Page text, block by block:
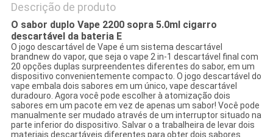
Descrição de produto
O sabor duplo Vape 2200 sopra 5.0ml cigarro
descartável da bateria E
O jogo descartável de Vape é um sistema descartável
brandnew do vapor, que seja o vape 2 in-1 descartável final com
20 opções duplas surpreendentes diferentes do sabor, em um
dispositivo convenientemente compacto. O jogo descartável do
vape embala dois sabores em um único, vape descartável
duradouro. Agora você pode escolher à atomização dois
sabores em um pacote em vez de apenas um sabor! Você pode
manualmente ser mudado através de um interruptor situado na
parte inferior do dispositivo. Salvar o a trabalheira de levar dois
materiais descartáveis diferentes para obter dois sabores